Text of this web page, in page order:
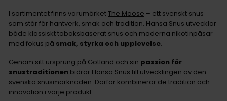
I sortimentet finns varumärketThe Moose – ett svenskt snus
som står för hantverk, smak och tradition. Hansa Snus utvecklar
både klassiskt tobaksbaserat snus och moderna nikotinpåsar
med fokus på smak, styrka och upplevelse.
Genom sitt ursprung på Gotland och sin passion för
snustraditionen bidrar Hansa Snus till utvecklingen av den
svenska snusmarknaden. Därför kombinerar de tradition och
innovation i varje produkt.